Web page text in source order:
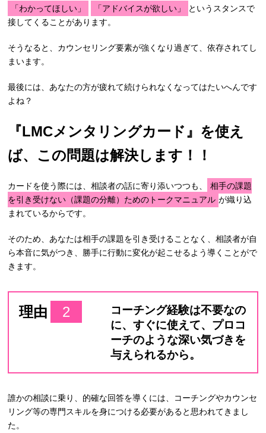
「わかってほしい」
「アドバイスが欲しい」
というスタンスで
接してくることがあります。
そうなると、カウンセリング要素が強くなり過ぎて、依存されてし
まいます。
最後には、あなたの方が疲れて続けられなくなってはたいへんです
よね？
『LMCメンタリングカード』を使え
ば、この問題は解決します！！
カードを使う際には、相談者の話に寄り添いつつも、
相手の課題
を引き受けない（課題の分離）ためのトークマニュアル が織り込
まれているからです。
そのため、あなたは相手の課題を引き受けることなく、相談者が自
ら本音に気がつき、勝手に行動に変化が起こせるよう導くことがで
きます。
理由 2
コーチング経験は不要なの
に、すぐに使えて、プロコ
ーチのような深い気づきを
与えられるから。
誰かの相談に乗り、的確な回答を導くには、コーチングやカウンセ
リング等の専門スキルを身につける必要があると思われてきまし
た。